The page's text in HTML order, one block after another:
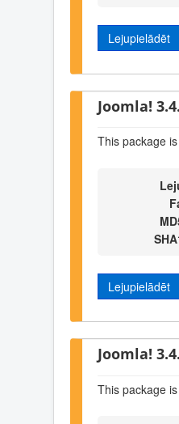
Lejupielādēt
Joomla!
This package
Lejupielādēt
Joomla!
This package